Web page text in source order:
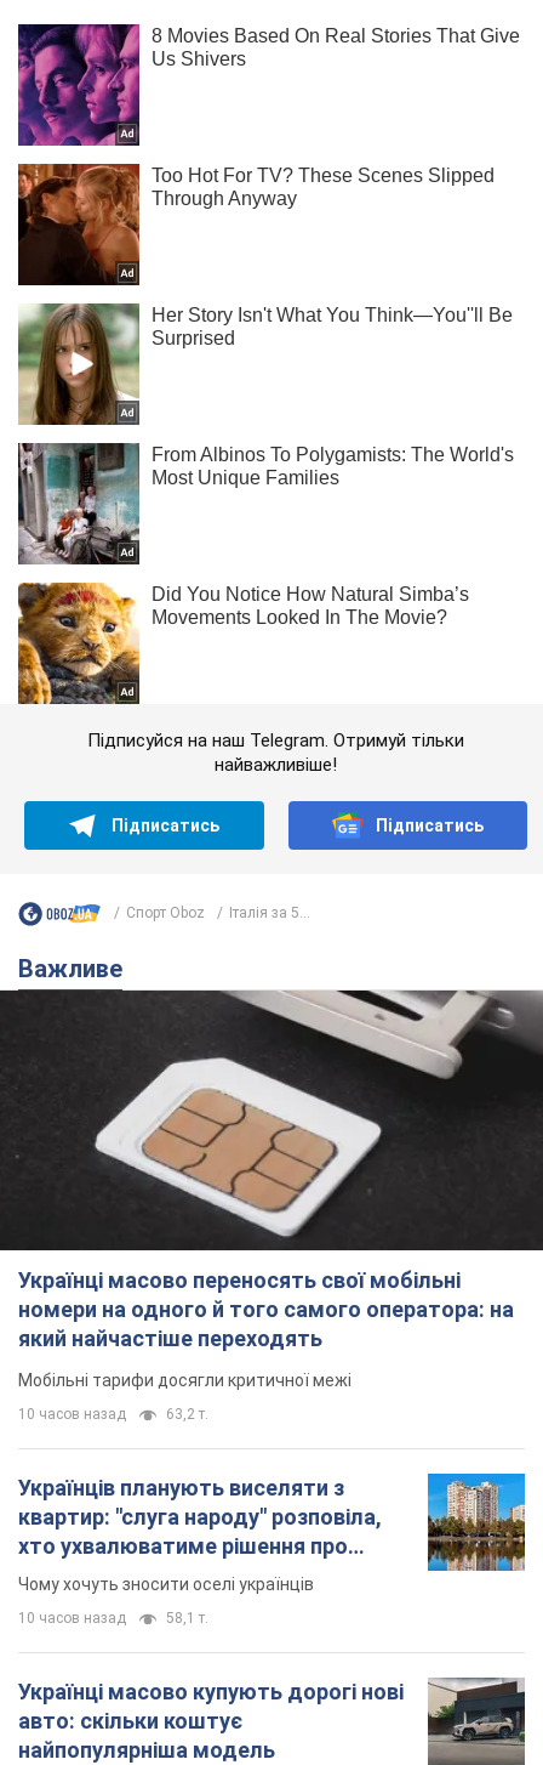
Підписуйся на наш Telegram. Отримуй тільки
найважливіше!
Підписатись Підписатись
Спорт Oboz Італія за 5...
Важливе
Українці масово переносять свої мобільні
номери на одного й того самого оператора: на
який найчастіше переходять
Мобільні тарифи досягли критичної межі
10 часов назад 63,2 т.
Українців планують виселяти з
квартир: "слуга народу" розповіла,
хто ухвалюватиме рішення про
знесення будинків
Чому хочуть зносити оселі українців
10 часов назад 58,1 т.
Українці масово купують дорогі нові
авто: скільки коштує
найпопулярніша модель